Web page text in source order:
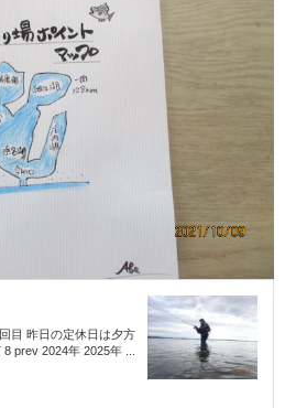
目 昨日の定休日は夕方
prev 2024年 2025年 ...